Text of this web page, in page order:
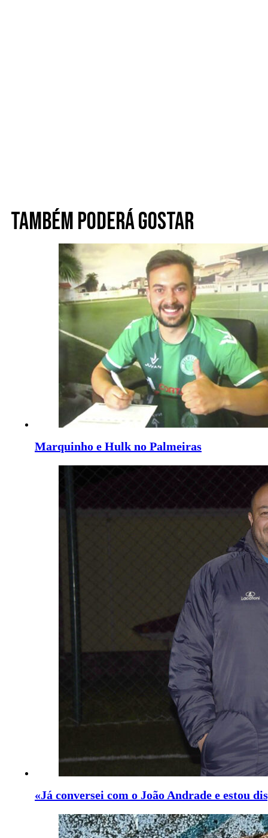
Também poderá gostar
Marquinho e Hulk no Palmeiras
«Já conversei com o João Andrade e estou